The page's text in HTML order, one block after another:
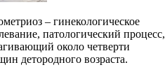
– гинекологическое
патологический процесс,
около четверти
детородного возраста.